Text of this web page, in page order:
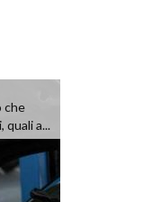
che
quali a...